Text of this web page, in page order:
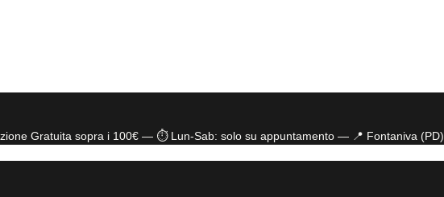
Gratuita sopra i 100€ — ⏱️ Lun-Sab: solo su appuntamento — 📍 Fontaniva (PD)